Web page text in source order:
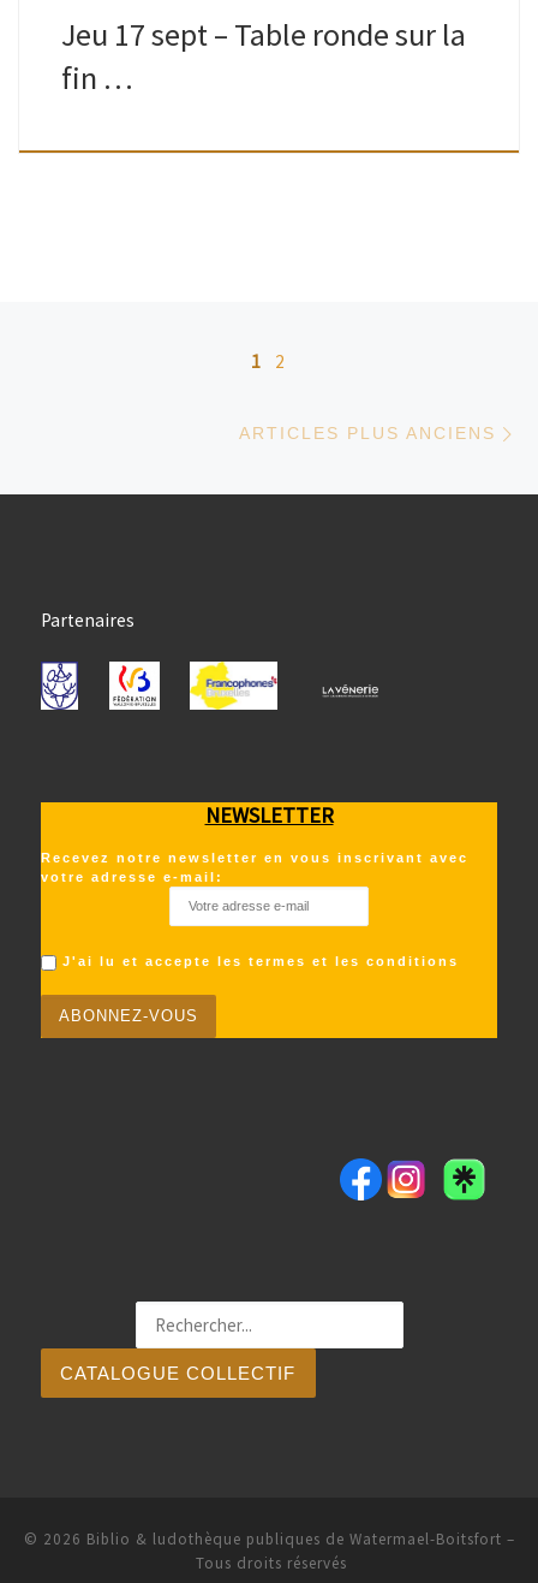
Jeu 17 sept – Table ronde sur la
fin …
1 2
ARTICLES PLUS ANCIENS
Partenaires
NEWSLETTER
Recevez notre newsletter en vous inscrivant avec
votre adresse e-mail:
J'ai lu et accepte les termes et les conditions
CATALOGUE COLLECTIF
© 2026 Biblio & ludothèque publiques de Watermael-Boitsfort –
Tous droits réservés